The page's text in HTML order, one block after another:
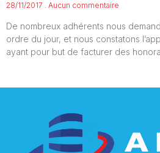
28/11/2017 Aucun commentaire
De nombreux adhérents nous
ordre du jour, et nous constatons
ayant pour but de facturer des